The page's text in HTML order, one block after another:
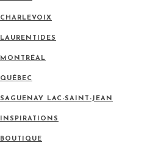
CHARLEVOIX
LAURENTIDES
MONTRÉAL
QUÉBEC
SAGUENAY LAC-SAINT-JEAN
INSPIRATIONS
BOUTIQUE